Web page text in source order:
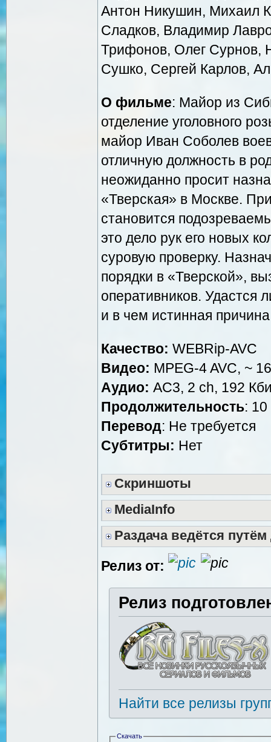
Антон Никушин, Михаил
Сладков, Владимир
Трифонов, Олег Сурнов,
Сушко, Сергей Карлов,
О фильме: Майор из
отделение уголовного
майор Иван Соболев
отличную должность в
неожиданно просит
«Тверская» в Москве.
становится
это дело рук его новых
суровую проверку.
порядки в «Тверской»,
оперативников. Удастся
и в чем истинная
Качество: WEBRip-AVC
Видео: MPEG-4 AVC, ~
Аудио: AC3, 2 ch, 192
Продолжительность:
Перевод: Не требуется
Субтитры: Нет
Скриншоты
MediaInfo
Раздача ведётся
Релиз от:
Релиз
Найти все релизы
Скачать